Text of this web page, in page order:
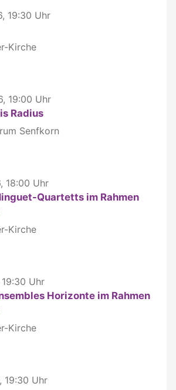
19:30 Uhr
Kirche
19:00 Uhr
Radius
Senfkorn
18:00 Uhr
Quartetts im Rahmen
Kirche
Uhr
Horizonte im Rahmen
Kirche
19:30 Uhr